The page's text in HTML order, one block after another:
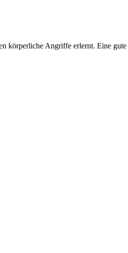
körperliche Angriffe erlernt. Eine